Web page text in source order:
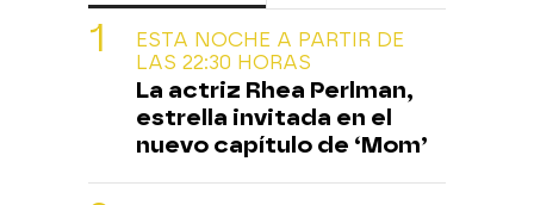
ESTA NOCHE A PARTIR DE
LAS 22:30 HORAS
La actriz Rhea Perlman,
estrella invitada en el
nuevo capítulo de ‘Mom’